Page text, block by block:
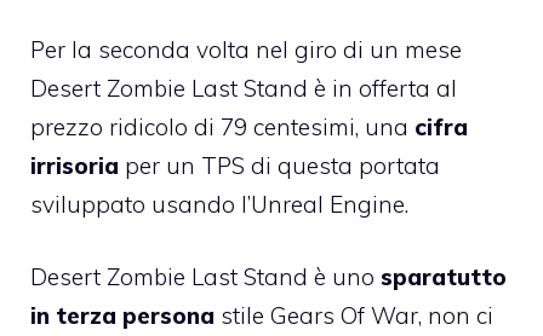
Per la seconda volta nel giro di un mese
Desert Zombie Last Stand è in offerta al
prezzo ridicolo di 79 centesimi, una cifra
irrisoria per un TPS di questa portata
sviluppato usando l’Unreal Engine.
Desert Zombie Last Stand è uno sparatutto
in terza persona stile Gears Of War, non ci